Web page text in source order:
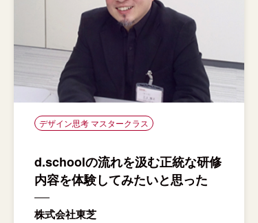
デザイン思考 マスタークラス
d.schoolの流れを汲む正統な研修
内容を体験してみたいと思った
株式会社東芝